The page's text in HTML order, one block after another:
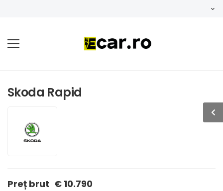
Skoda Rapid
Preț brut € 10.790